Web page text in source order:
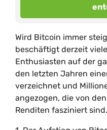
Wird Bitcoin immer
beschäftigt derzeit
Enthusiasten auf der
den letzten Jahren
verzeichnet und
angezogen, die von
Renditen fasziniert sind.